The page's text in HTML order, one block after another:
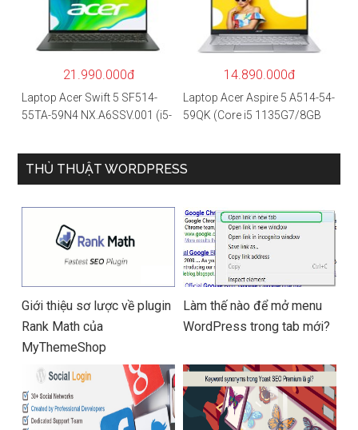
5500U/8GB RAM/256GB
SSD/15.6″FHD IPS/GTX1650
4GB/Win10) – Hàng chính
RAM/512GB/15.6″FHD/MX35
0 2GB/Win 10/Bạc)
21.990.000đ
Laptop Acer Swift 5 SF514-
55TA-59N4 NX.A6SSV.001 (i5-
anh) – Hàng chính hãng
14.890.000đ
Laptop Acer Aspire 5 A514-54-
59QK (Core i5 1135G7/8GB
THỦ THUẬT WORDPRESS
Giới thiệu sơ lược về plugin
Rank Math của
MyThemeShop
Làm thế nào để mở menu
WordPress trong tab mới?